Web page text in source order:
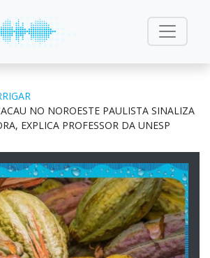
NO NOROESTE PAULISTA SINALIZA
EXPLICA PROFESSOR DA UNESP